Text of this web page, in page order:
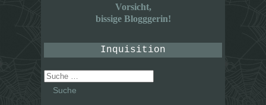
Vorsicht,
bissige Blogggerin!
Inquisition
Suche
nach: